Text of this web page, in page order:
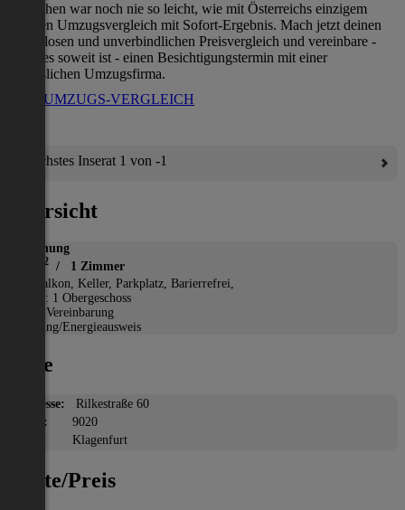
Umziehen war noch nie so leicht, wie mit Österreichs einzigem
direkten Umzugsvergleich mit Sofort-Ergebnis. Mach jetzt deinen
kostenlosen und unverbindlichen Preisvergleich und vereinbare -
wenn es soweit ist - einen Besichtigungstermin mit einer
verlässlichen Umzugsfirma.
ZUM UMZUGS-VERGLEICH
Nächstes Inserat 1 von -1
Übersicht
Wohnung
2 / 1 Zimmer
Balkon, Keller, Parkplatz, Barierrefrei,
Etage: 1 Obergeschoss
Nach Vereinbarung
Heizung/Energieausweis
Lage
Adresse:
Rilkestraße 60
PLZ:
9020
Klagenfurt
Miete/Preis